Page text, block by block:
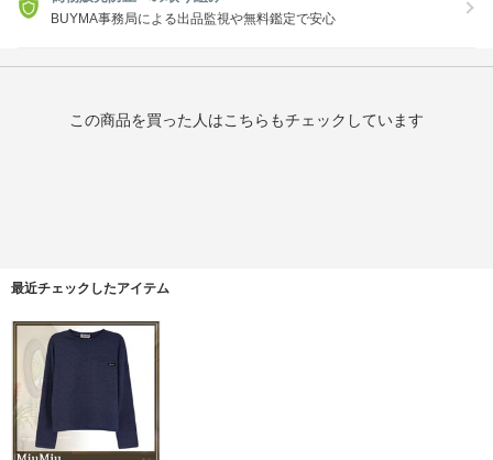
BUYMA事務局による出品監視や無料鑑定で安心
この商品を買った人はこちらもチェックしています
最近チェックしたアイテム